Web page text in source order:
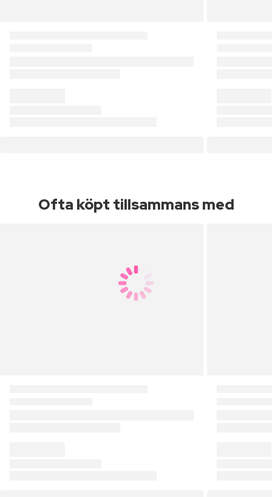
Ofta köpt tillsammans med